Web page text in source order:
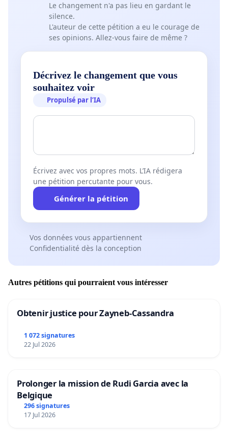
Le changement n'a pas lieu en gardant le
silence.
L'auteur de cette pétition a eu le courage de
ses opinions. Allez-vous faire de même ?
Décrivez le changement que vous
souhaitez voir
Propulsé par l’IA
Écrivez avec vos propres mots. L’IA rédigera
une pétition percutante pour vous.
Générer la pétition
Vos données vous appartiennent
Confidentialité dès la conception
Autres pétitions qui pourraient vous intéresser
Obtenir justice pour Zayneb-Cassandra
1 072 signatures
22 Jul 2026
Prolonger la mission de Rudi Garcia avec la
Belgique
296 signatures
17 Jul 2026